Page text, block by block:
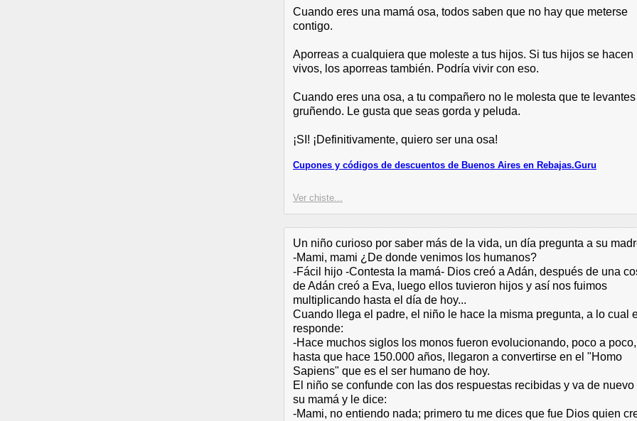
Cuando eres una mamá osa, todos saben que no hay que meterse
contigo.
Aporreas a cualquiera que moleste a tus hijos. Si tus hijos se hacen
vivos, los aporreas también. Podría vivir con eso.
Cuando eres una osa, a tu compañero no le molesta que te levantes
gruñendo. Le gusta que seas gorda y peluda.
¡SI! ¡Definitivamente, quiero ser una osa!
Cupones y códigos de descuentos de Buenos Aires en Rebajas.Guru
Ver chiste...
Un niño curioso por saber más de la vida, un día pregunta a su
-Mami, mami ¿De donde venimos los humanos?
-Fácil hijo -Contesta la mamá- Dios creó a Adán, después de una
de Adán creó a Eva, luego ellos tuvieron hijos y así nos fuimos
multiplicando hasta el día de hoy...
Cuando llega el padre, el niño le hace la misma pregunta, a lo cual
responde:
-Hace muchos siglos los monos fueron evolucionando, poco a poco,
hasta que hace 150.000 años, llegaron a convertirse en el "Homo
Sapiens" que es el ser humano de hoy.
El niño se confunde con las dos respuestas recibidas y va de nuevo
su mamá y le dice:
-Mami, no entiendo nada; primero tu me dices que fue Dios quien